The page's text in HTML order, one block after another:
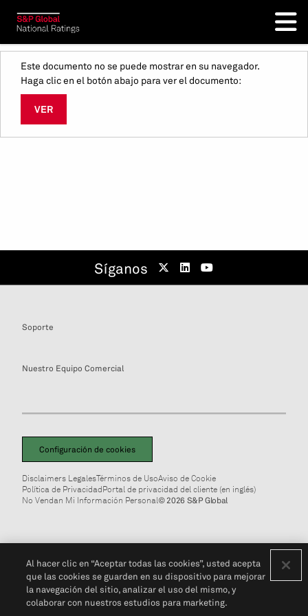
Este documento no se puede mostrar en su navegador.
Haga clic en el botón abajo para ver el documento:
VER
Síganos
Soporte
Nuestro Equipo Comercial
Configuración de cookies
Disclaimers LegalesTérminos de UsoAviso de Cookie
Política de PrivacidadPortal de privacidad del cliente (en inglés)
No Vendan Mi Información Personal© 2026 S&P Global
Al hacer clic en “Aceptar todas las cookies”, usted acepta
que las cookies se guarden en su dispositivo para mejorar
la navegación del sitio, analizar el uso del mismo, y
colaborar con nuestros estudios para marketing.